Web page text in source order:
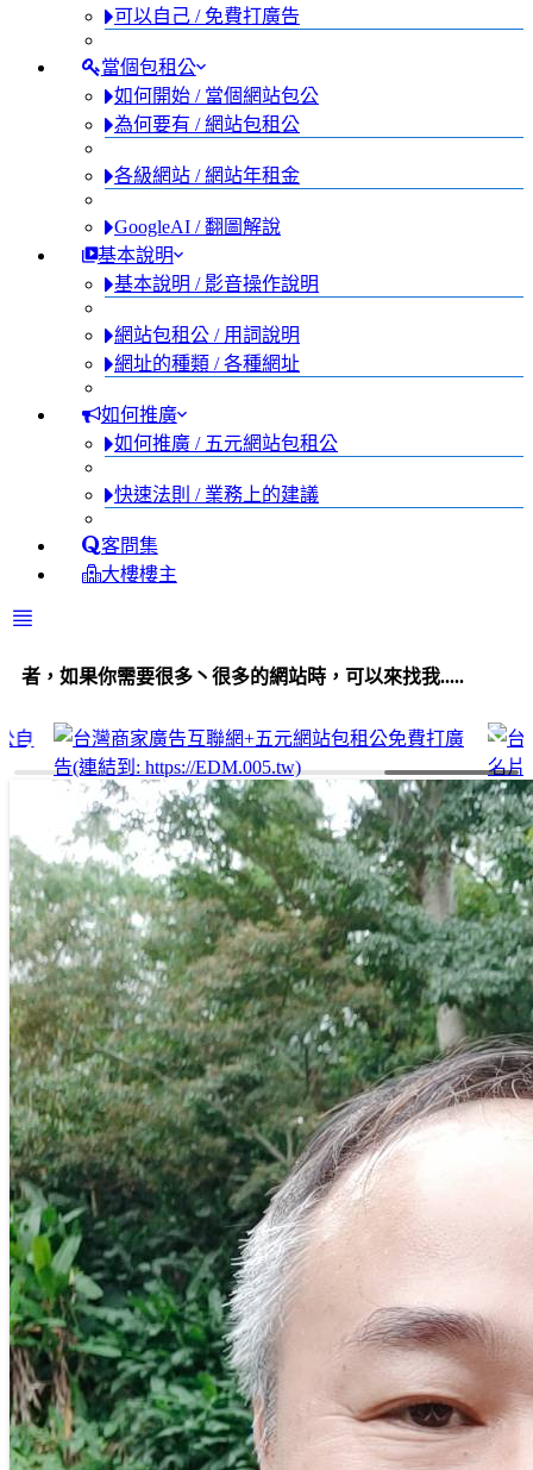
可以自己 / 免費打廣告
當個包租公
如何開始 / 當個網站包公
為何要有 / 網站包租公
各級網站 / 網站年租金
GoogleAI / 翻圖解說
基本說明
基本說明 / 影音操作說明
網站包租公 / 用詞說明
網址的種類 / 各種網址
如何推廣
如何推廣 / 五元網站包租公
快速法則 / 業務上的建議
客問集
大樓樓主
很多丶很多的網站時，可以來找我.....